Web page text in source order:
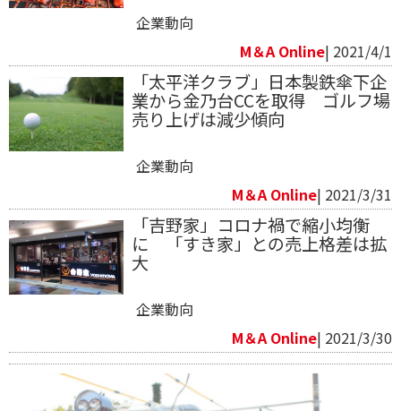
企業動向
M＆A Online| 2021/4/1
「太平洋クラブ」日本製鉄傘下企
業から金乃台CCを取得 ゴルフ場
売り上げは減少傾向
企業動向
M＆A Online| 2021/3/31
「吉野家」コロナ禍で縮小均衡
に 「すき家」との売上格差は拡
大
企業動向
M＆A Online| 2021/3/30